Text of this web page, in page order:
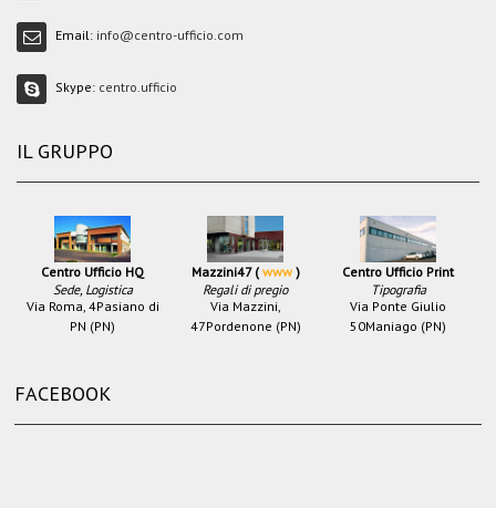
Email: info@centro-ufficio.com
Skype: centro.ufficio
IL GRUPPO
Centro Ufficio HQ
Sede, Logistica
Via Roma, 4Pasiano di
PN (PN)
Mazzini47 (www)
Regali di pregio
Via Mazzini,
47Pordenone (PN)
Centro Ufficio Print
Tipografia
Via Ponte Giulio
50Maniago (PN)
FACEBOOK